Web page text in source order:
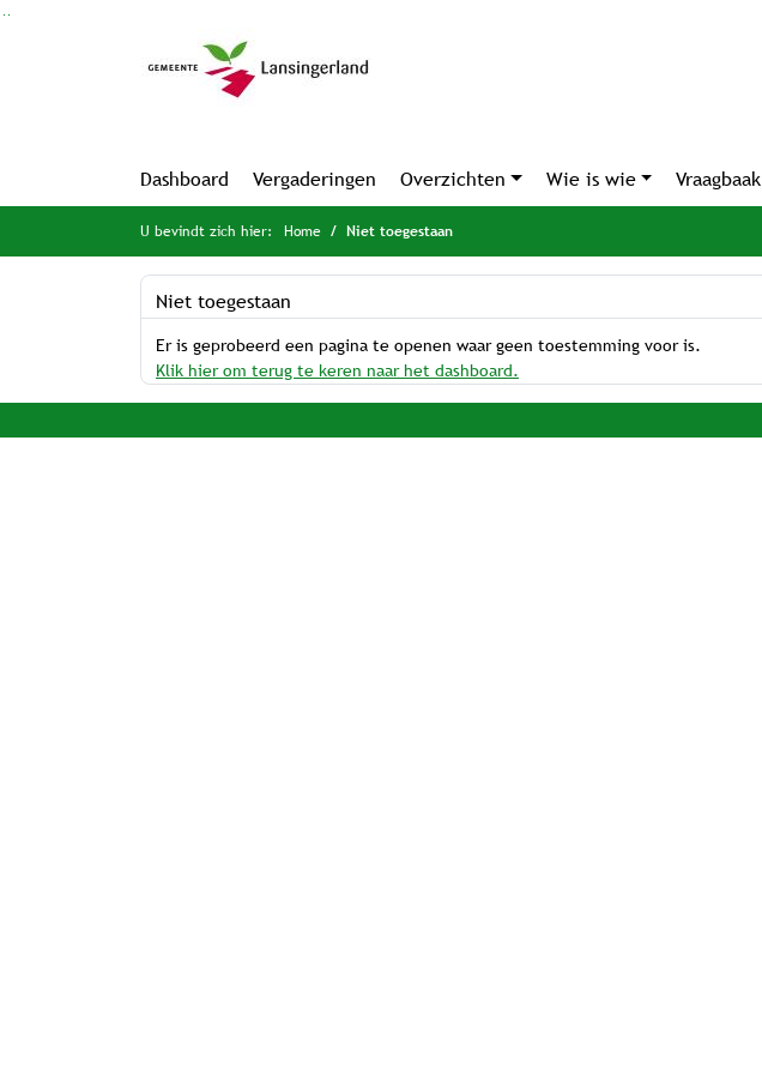
Dashboard Vergaderingen Overzichten Wie is wie Vraagbaak
U bevindt zich hier: Home Niet toegestaan
Niet toegestaan
Er is geprobeerd een pagina te openen waar geen toestemming voor is.
Klik hier om terug te keren naar het dashboard.